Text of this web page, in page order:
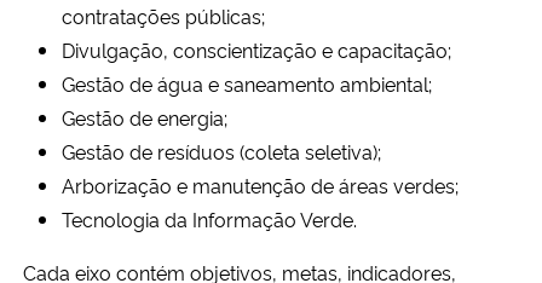
contratações públicas;
Divulgação, conscientização e capacitação;
Gestão de água e saneamento ambiental;
Gestão de energia;
Gestão de resíduos (coleta seletiva);
Arborização e manutenção de áreas verdes;
Tecnologia da Informação Verde.
Cada eixo contém objetivos, metas, indicadores,